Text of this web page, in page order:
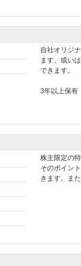
自社オリジ
ます。或い
できます。
3年以上保
株主限定の
そのポイン
きます。ま